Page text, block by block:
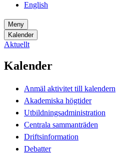
English
Meny
Kalender
Aktuellt
Kalender
Anmäl aktivitet till kalendern
Akademiska högtider
Utbildningsadministration
Centrala sammanträden
Driftsinformation
Debatter